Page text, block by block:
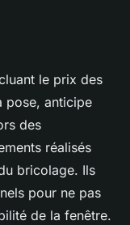
le prix des
pose, anticipe
des
réalisés
bricolage. Ils
pour ne pas
de la fenêtre.